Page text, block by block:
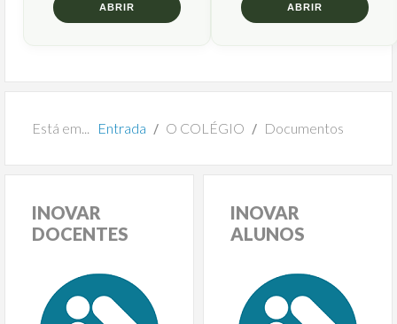
ABRIR ABRIR
Está em... Entrada O COLÉGIO Documentos
INOVAR
DOCENTES
INOVAR
ALUNOS